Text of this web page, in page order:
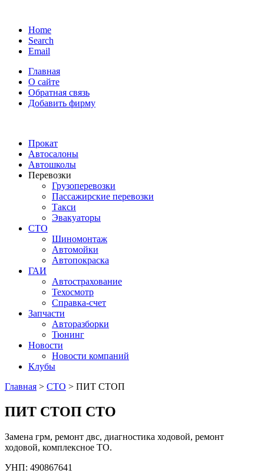
Home
Search
Email
Главная
О сайте
Обратная связь
Добавить фирму
Прокат
Автосалоны
Автошколы
Перевозки
Грузоперевозки
Пассажирские перевозки
Такси
Эвакуаторы
СТО
Шиномонтаж
Автомойки
Автопокраска
ГАИ
Автострахование
Техосмотр
Справка-счет
Запчасти
Авторазборки
Тюнинг
Новости
Новости компаний
Клубы
Главная > СТО > ПИТ СТОП
ПИТ СТОП СТО
Замена грм, ремонт двс, диагностика ходовой, ремонт
ходовой, комплексное ТО.
УНП: 490867641